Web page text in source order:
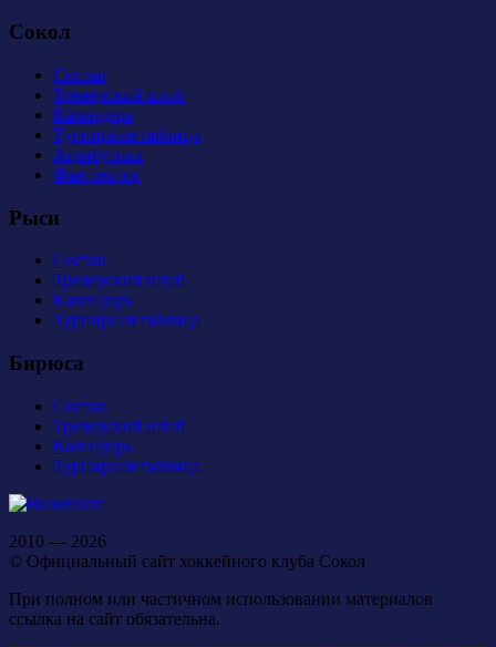
Сокол
Состав
Тренерский штаб
Календарь
Турнирная таблица
Атрибутика
Фан-сектор
Рыси
Состав
Тренерский штаб
Календарь
Турнирная таблица
Бирюса
Состав
Тренерский штаб
Календарь
Турнирная таблица
2010 — 2026
© Официальный сайт хоккейного клуба Сокол
При полном или частичном использовании материалов
ссылка на сайт обязательна.